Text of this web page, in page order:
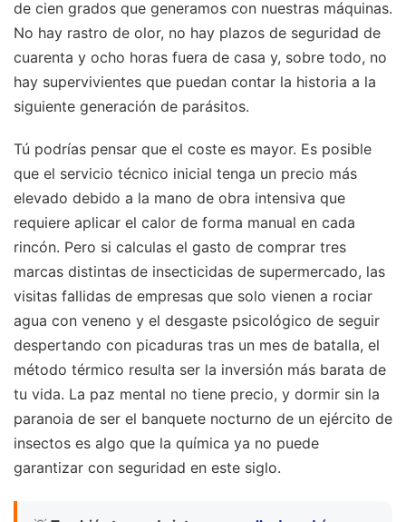
de cien grados que generamos con nuestras máquinas.
No hay rastro de olor, no hay plazos de seguridad de
cuarenta y ocho horas fuera de casa y, sobre todo, no
hay supervivientes que puedan contar la historia a la
siguiente generación de parásitos.
Tú podrías pensar que el coste es mayor. Es posible
que el servicio técnico inicial tenga un precio más
elevado debido a la mano de obra intensiva que
requiere aplicar el calor de forma manual en cada
rincón. Pero si calculas el gasto de comprar tres
marcas distintas de insecticidas de supermercado, las
visitas fallidas de empresas que solo vienen a rociar
agua con veneno y el desgaste psicológico de seguir
despertando con picaduras tras un mes de batalla, el
método térmico resulta ser la inversión más barata de
tu vida. La paz mental no tiene precio, y dormir sin la
paranoia de ser el banquete nocturno de un ejército de
insectos es algo que la química ya no puede
garantizar con seguridad en este siglo.